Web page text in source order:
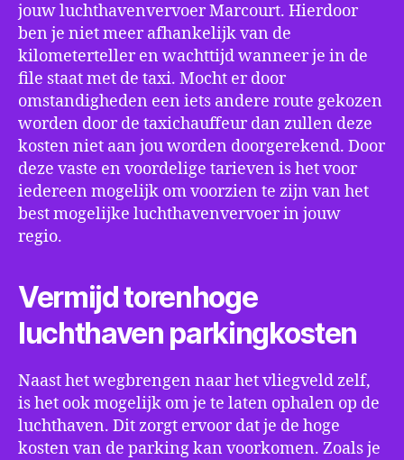
jouw luchthavenvervoer Marcourt. Hierdoor
ben je niet meer afhankelijk van de
kilometerteller en wachttijd wanneer je in de
file staat met de taxi. Mocht er door
omstandigheden een iets andere route gekozen
worden door de taxichauffeur dan zullen deze
kosten niet aan jou worden doorgerekend. Door
deze vaste en voordelige tarieven is het voor
iedereen mogelijk om voorzien te zijn van het
best mogelijke luchthavenvervoer in jouw
regio.
Vermijd torenhoge
luchthaven parkingkosten
Naast het wegbrengen naar het vliegveld zelf,
is het ook mogelijk om je te laten ophalen op de
luchthaven. Dit zorgt ervoor dat je de hoge
kosten van de parking kan voorkomen. Zoals je